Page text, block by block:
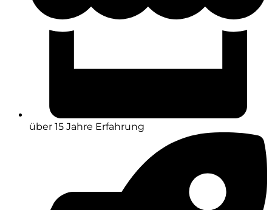
über 15 Jahre Erfahrung